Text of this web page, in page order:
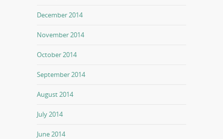
December 2014
November 2014
October 2014
September 2014
August 2014
July 2014
June 2014